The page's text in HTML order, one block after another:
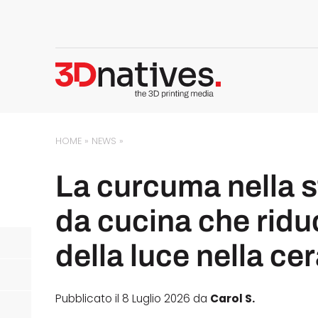
HOME » NEWS »
La curcuma nella
da cucina che
della luce nella
Pubblicato il 8 Luglio 2026 da Carol S.